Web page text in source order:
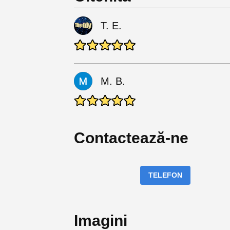
T. E.
M. B.
Contactează-ne
TELEFON
Imagini